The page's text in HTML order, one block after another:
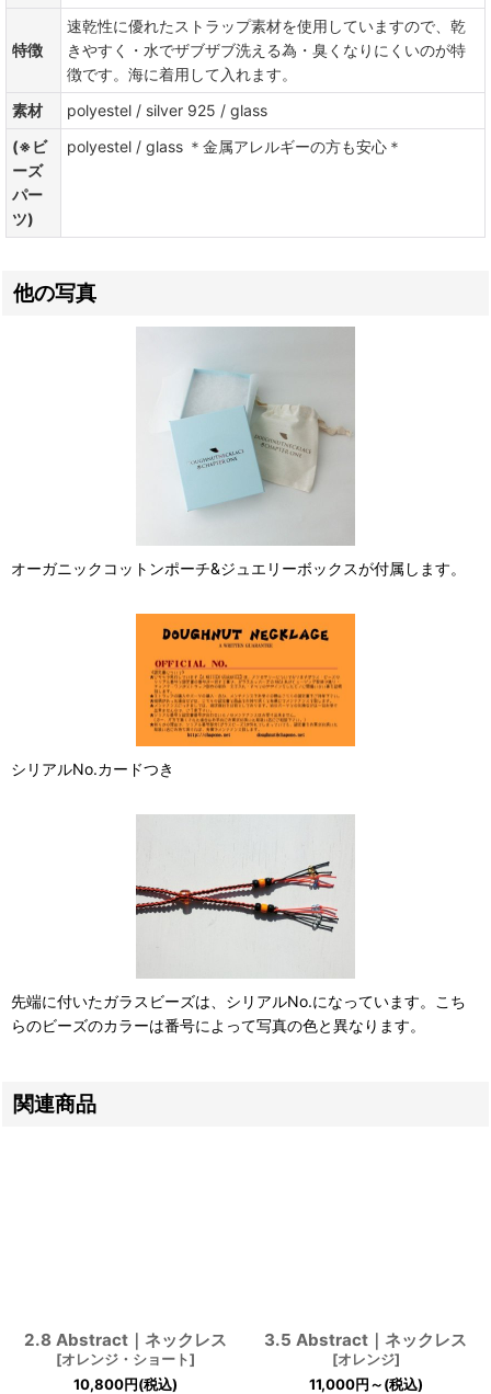
特徴
速乾性に優れたストラップ素材を使用していますので、乾
きやすく・水でザブザブ洗える為・臭くなりにくいのが特
徴です。海に着用して入れます。
素材
polyestel / silver 925 / glass
(※ビ
ーズ
パー
ツ)
polyestel / glass ＊金属アレルギーの方も安心＊
他の写真
オーガニックコットンポーチ&ジュエリーボックスが付属します。
シリアルNo.カードつき
先端に付いたガラスビーズは、シリアルNo.になっています。こち
らのビーズのカラーは番号によって写真の色と異なります。
関連商品
2.8 Abstract｜ネックレス
[オレンジ・ショート]
10,800円(税込)
3.5 Abstract｜ネックレス
[オレンジ]
11,000円～(税込)